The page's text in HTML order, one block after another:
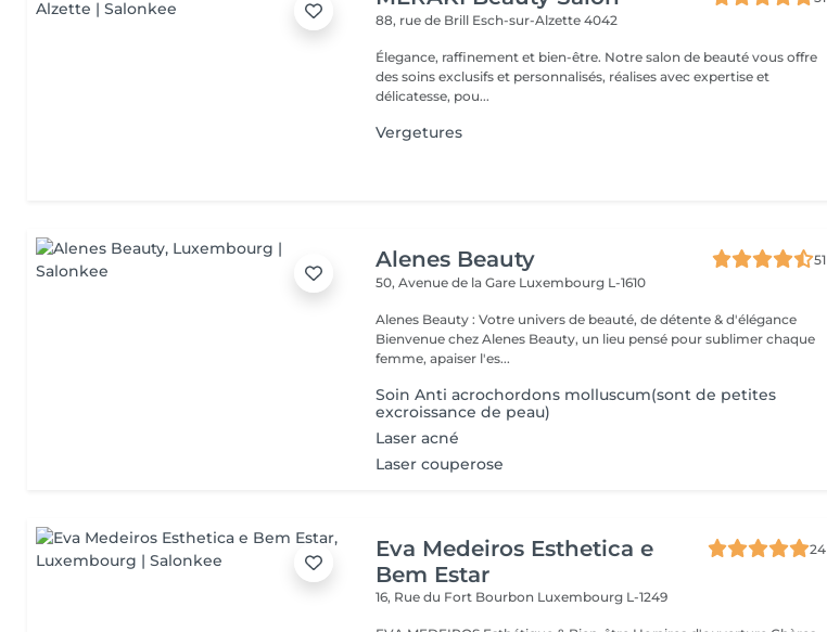
88, rue de Brill Esch-sur-Alzette 4042
Élegance, raffinement et bien-être. Notre salon de beauté vous offre
des soins exclusifs et personnalisés, réalises avec expertise et
délicatesse, pou...
Vergetures
Alenes Beauty
51
50, Avenue de la Gare Luxembourg L-1610
Alenes Beauty : Votre univers de beauté, de détente & d'élégance
Bienvenue chez Alenes Beauty, un lieu pensé pour sublimer chaque
femme, apaiser l'es...
Soin Anti acrochordons molluscum(sont de petites
excroissance de peau)
Laser acné
Laser couperose
Eva Medeiros Esthetica e
Bem Estar
24
16, Rue du Fort Bourbon Luxembourg L-1249